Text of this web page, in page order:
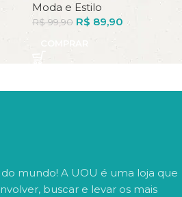
Moda e Estilo
R$99,90 R$ 89,90
mundo! A UOU é uma loja que
buscar e levar os mais